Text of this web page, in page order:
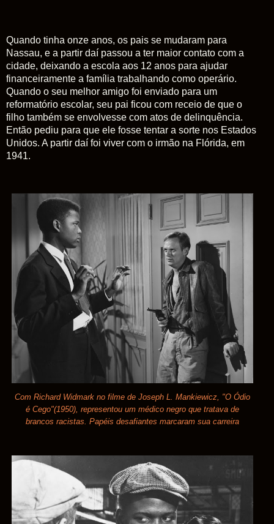
Quando tinha onze anos, os pais se mudaram para
Nassau, e a partir daí passou a ter maior contato com a
cidade, deixando a escola aos 12 anos para ajudar
financeiramente a família trabalhando como operário.
Quando o seu melhor amigo foi enviado para um
reformatório escolar, seu pai ficou com receio de que o
filho também se envolvesse com atos de delinquência.
Então pediu para que ele fosse tentar a sorte nos Estados
Unidos. A partir daí foi viver com o irmão na Flórida, em
1941.
Com Richard Widmark no filme de Joseph L. Mankiewicz, "O Ódio
é Cego"(1950), representou um médico negro que tratava de
brancos racistas. Papéis desafiantes marcaram sua carreira